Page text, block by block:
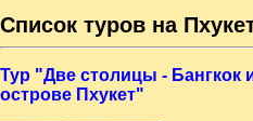
Список туров на
Тур "Две столицы - Бангкок
острове Пхукет"